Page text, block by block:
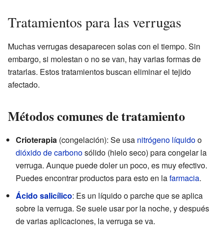
Tratamientos para las verrugas
Muchas verrugas desaparecen solas con el tiempo. Sin
embargo, si molestan o no se van, hay varias formas de
tratarlas. Estos tratamientos buscan eliminar el tejido
afectado.
Métodos comunes de tratamiento
Crioterapia (congelación): Se usa nitrógeno líquidoo
dióxido de carbonosólido (hielo seco) para congelar la
verruga. Aunque puede doler un poco, es muy efectivo.
Puedes encontrar productos para esto en lafarmacia.
Ácido salicílico: Es un líquido o parche que se aplica
sobre la verruga. Se suele usar por la noche, y después
de varias aplicaciones, la verruga se va.